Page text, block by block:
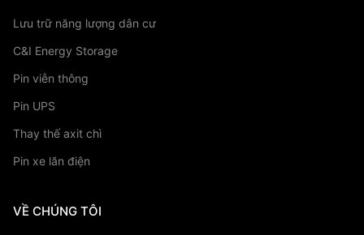
Lưu trữ năng lượng dân cư
C&I Energy Storage
Pin viễn thông
Pin UPS
Thay thế axit chì
Pin xe lăn điện
VỀ CHÚNG TÔI